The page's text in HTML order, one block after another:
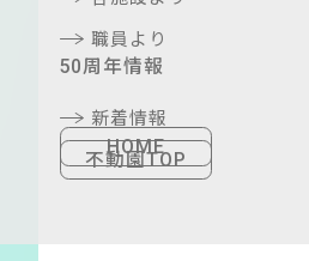
職員より
50周年情報
新着情報
HOME
不動園TOP